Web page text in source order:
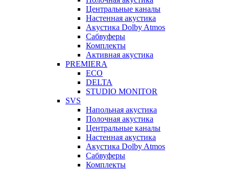
Центральные каналы
Настенная акустика
Акустика Dolby Atmos
Сабвуферы
Комплекты
Активная акустика
PREMIERA
ECO
DELTA
STUDIO MONITOR
SVS
Напольная акустика
Полочная акустика
Центральные каналы
Настенная акустика
Акустика Dolby Atmos
Сабвуферы
Комплекты